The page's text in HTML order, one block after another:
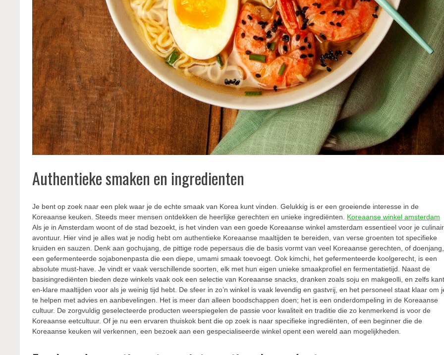
Authentieke smaken en ingredienten
Je bent op zoek naar een plek waar je de echte smaak van Korea kunt vinden. Gelukkig is er een groeiende interesse in de
Koreaanse keuken. Steeds meer mensen ontdekken de heerlijke gerechten en unieke ingrediënten. Koreaanse winkel amsterdam
Als je in Amsterdam woont of de stad bezoekt, is het vinden van een goede Koreaanse winkel amsterdam essentieel voor je
avontuur. Hier vind je alles wat je nodig hebt om authentieke Koreaanse maaltijden te bereiden, van verse groenten tot specifieke
kruiden en sauzen. Denk aan gochujang, de pittige rode pepersaus die de basis vormt van veel Koreaanse gerechten, of doenjang,
een gefermenteerde sojabonenpasta die een diepe, umami smaak toevoegt. Ook kimchi, het gefermenteerde koolgerecht, is een
absolute must-have. Je vindt er vaak verschillende soorten, elk met hun eigen unieke smaakprofiel en fermentatietijd. Naast de
basisingrediënten bieden deze winkels vaak ook een selectie van Koreaanse snacks, dranken zoals soju en makgeolli, en zelfs
en-klare maaltijden voor als je weinig tijd hebt. De sfeer in zo’n winkel is vaak levendig en gastvrij, en het personeel staat klaar om
te helpen met advies en aanbevelingen. Het is meer dan alleen boodschappen doen; het is een onderdompeling in de Koreaanse
cultuur. De zorgvuldig geselecteerde producten weerspiegelen de passie voor kwaliteit en traditie die zo kenmerkend is voor de
Koreaanse eetcultuur. Of je nu een ervaren thuiskok bent die op zoek is naar specifieke ingrediënten, of een beginner die de
Koreaanse keuken wil verkennen, een bezoek aan een gespecialiseerde winkel opent een wereld aan mogelijkheden.